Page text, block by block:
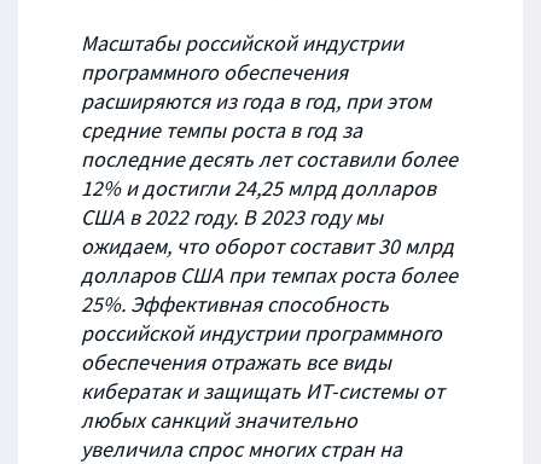
Масштабы российской индустрии
программного обеспечения
расширяются из года в год, при этом
средние темпы роста в год за
последние десять лет составили более
12% и достигли 24,25 млрд долларов
США в 2022 году. В 2023 году мы
ожидаем, что оборот составит 30 млрд
долларов США при темпах роста более
25%. Эффективная способность
российской индустрии программного
обеспечения отражать все виды
кибератак и защищать ИТ-системы от
любых санкций значительно
увеличила спрос многих стран на